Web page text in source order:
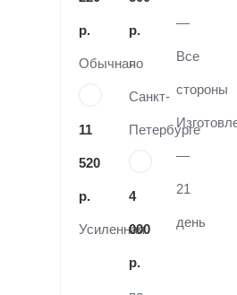
р.
Обычная
11
520
р.
Усиленная
р.
по
Санкт-
Петербурге
4
000
р.
—
Все
стороны
—
21
день